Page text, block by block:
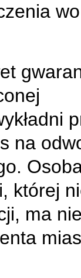
na
której
ma